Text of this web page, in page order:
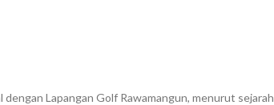
Lapangan Golf Rawamangun, menurut sejarah